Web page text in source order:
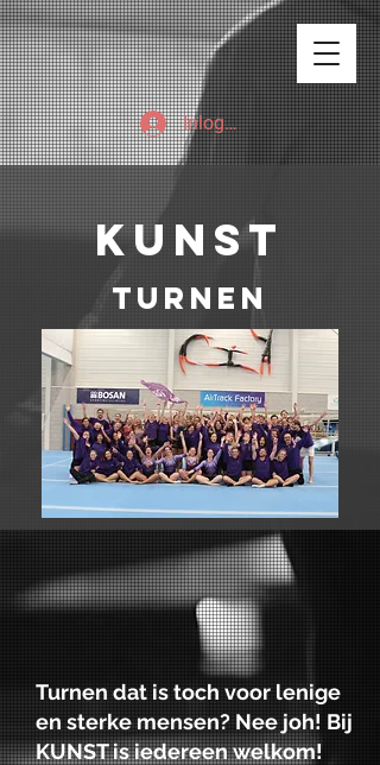
Inloggen
kunst
turnen
Turnen dat is toch voor lenige
en sterke mensen? Nee joh! Bij
KUNST is iedereen welkom!